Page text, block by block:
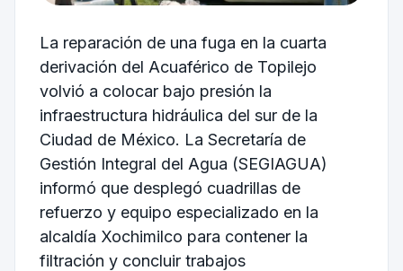
La reparación de una fuga en la cuarta
derivación del Acuaférico de Topilejo
volvió a colocar bajo presión la
infraestructura hidráulica del sur de la
Ciudad de México. La Secretaría de
Gestión Integral del Agua (SEGIAGUA)
informó que desplegó cuadrillas de
refuerzo y equipo especializado en la
alcaldía Xochimilco para contener la
filtración y concluir trabajos